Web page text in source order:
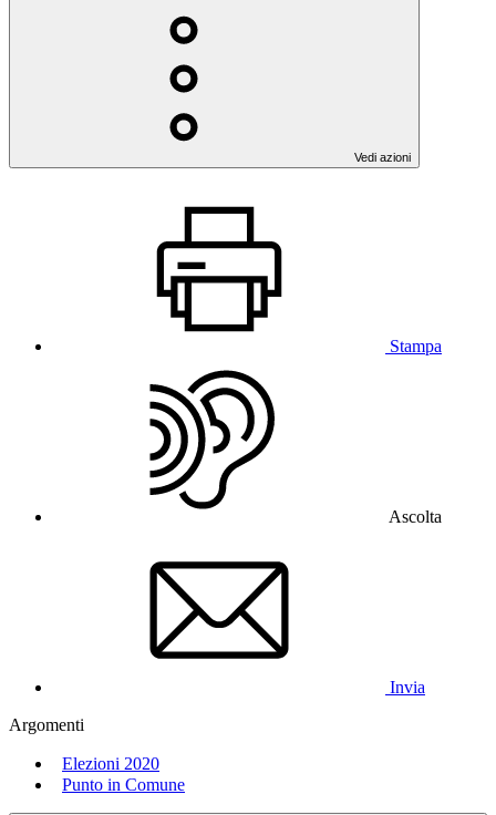
Vedi azioni
Stampa
Ascolta
Invia
Argomenti
Elezioni 2020
Punto in Comune